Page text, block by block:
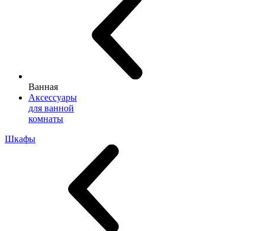
Ванная
Аксессуары
для ванной
комнаты
Шкафы